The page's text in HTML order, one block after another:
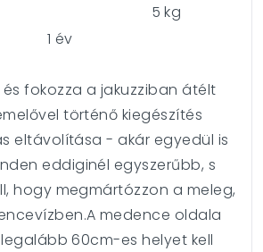
5 kg
1 év
fokozza a jakuzziban átélt
történő kiegészítés
eltávolítása - akár egyedül is
eddiginél egyszerűbb, s
hogy megmártózzon a meleg,
A medence oldala
60cm-es helyet kell